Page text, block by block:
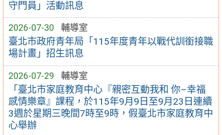
守門員」活動訊息
2026-07-30 輔導室
臺北市政府青年局「115年度青年以戰代訓銜接職
場計畫」招生訊息
2026-07-29 輔導室
「臺北市家庭教育中心『親密互動我和 你–幸福
感情樂章』課程，於115年9月9日至9月23日連續
3週於星期三晚間7時至9時，假臺北市家庭教育中
心舉辦